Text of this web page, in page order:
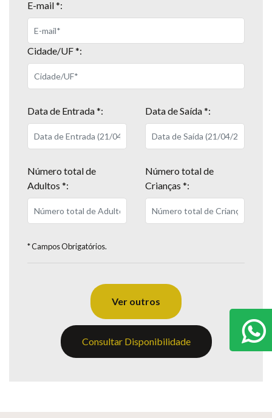
E-mail *:
Cidade/UF *:
Data de Entrada *: Data de Saída *:
Número total de
Adultos *:
Número total de
Crianças *:
* Campos Obrigatórios.
Ver outros
Consultar Disponibilidade